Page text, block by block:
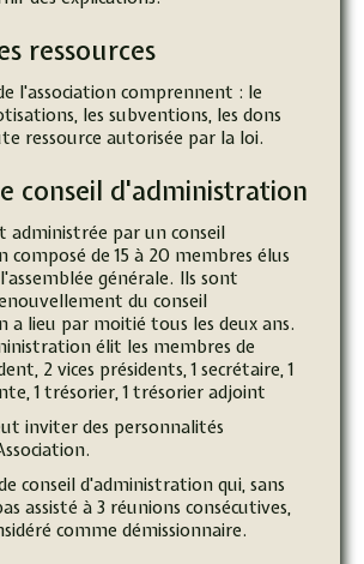
ressources
l'association comprennent : le
les subventions, les dons
ressource autorisée par la loi.
conseil d'administration
administrée par un conseil
de 15 à 20 membres élus
générale. Ils sont
du conseil
a lieu par moitié tous les deux ans.
élit les membres de
2 vices présidents, 1 secrétaire, 1
1 trésorier, 1 trésorier adjoint
inviter des personnalités
conseil d'administration qui, sans
assisté à 3 réunions consécutives,
comme démissionnaire.